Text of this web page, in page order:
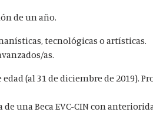
de un año.
tecnológicas o artísticas.
as.
edad (al 31 de diciembre de
una Beca EVC-CIN con